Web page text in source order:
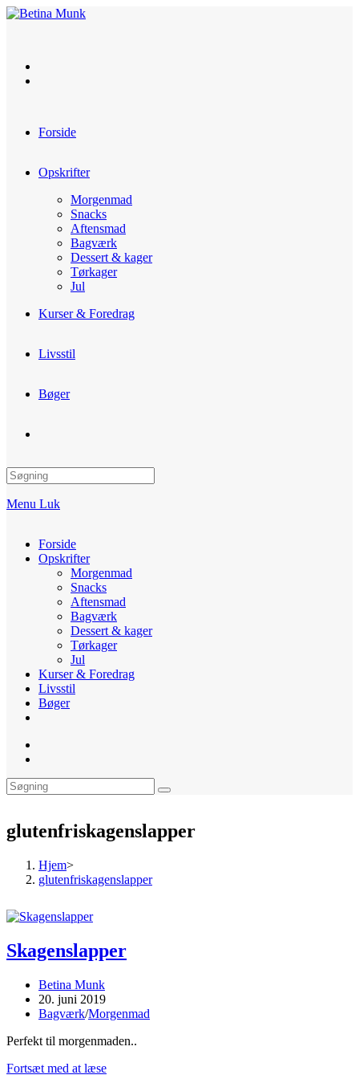
Skip
Forside
Opskrifter
Morgenmad
Snacks
Aftensmad
Bagværk
Dessert & kager
Tørkager
Jul
Kurser & Foredrag
Livsstil
Bøger
website
search
Menu Luk
Forside
Opskrifter
Morgenmad
Snacks
Aftensmad
Bagværk
Dessert & kager
Tørkager
Jul
Kurser & Foredrag
Livsstil
Bøger
glutenfriskagenslapper
Hjem>
glutenfriskagenslapper
Skagenslapper
Post
author:
Betina Munk
Post
published:
20. juni 2019
Post
Bagværk/Morgenmad
Perfekt til morgenmaden..
Fortsæt med at læseSkagenslapper